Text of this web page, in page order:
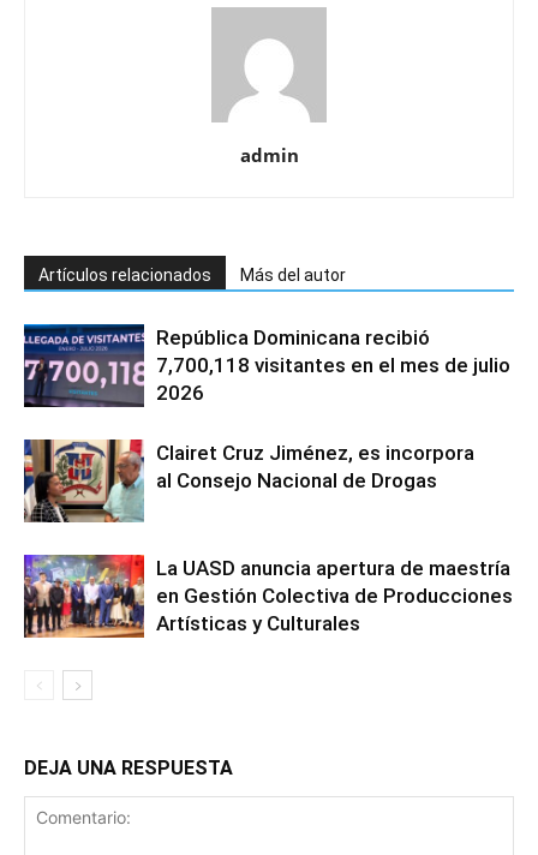
admin
Artículos relacionados Más del autor
República Dominicana recibió
7,700,118 visitantes en el mes de julio
2026
Clairet Cruz Jiménez, es incorpora
al Consejo Nacional de Drogas
La UASD anuncia apertura de maestría
en Gestión Colectiva de Producciones
Artísticas y Culturales
DEJA UNA RESPUESTA